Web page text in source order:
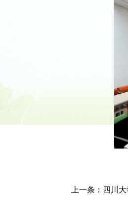
上一条： 四川